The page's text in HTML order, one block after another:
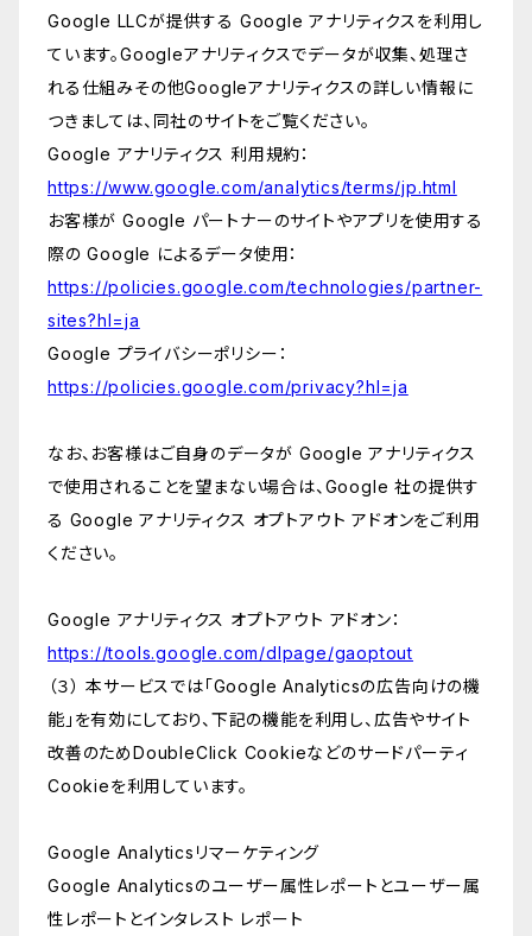
Google LLCが提供する Google アナリティクスを利用し
ています。Googleアナリティクスでデータが収集、処理さ
れる仕組みその他Googleアナリティクスの詳しい情報に
つきましては、同社のサイトをご覧ください。
Google アナリティクス 利用規約：
https://www.google.com/analytics/terms/jp.html
お客様が Google パートナーのサイトやアプリを使用する
際の Google によるデータ使用：
https://policies.google.com/technologies/partner-
sites?hl=ja
Google プライバシーポリシー：
https://policies.google.com/privacy?hl=ja
なお、お客様はご自身のデータが Google アナリティクス
で使用されることを望まない場合は、Google 社の提供す
る Google アナリティクス オプトアウト アドオンをご利用
ください。
Google アナリティクス オプトアウト アドオン：
https://tools.google.com/dlpage/gaoptout
（３） 本サービスでは「Google Analyticsの広告向けの機
能」を有効にしており、下記の機能を利用し、広告やサイト
改善のためDoubleClick Cookieなどのサードパーティ
Cookieを利用しています。
Google Analyticsリマーケティング
Google Analyticsのユーザー属性レポートとユーザー属
性レポートとインタレスト レポート